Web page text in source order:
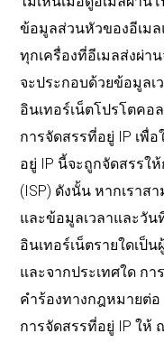
ข้อมูลส่วนหัวของอีเมล
ทุกเครื่องที่อีเมลส่งผ่า
จะประกอบด้วยข้อมูลเ
อินเทอร์เน็ตโปรโตคอ
การจัดสรรที่อยู่ IP เพื่
อยู่ IP นี้จะถูกจัดสรรใ
(ISP) ดังนั้น หากเราส
และข้อมูลเวลาและวัน
อินเทอร์เน็ตรายใดเป็
และจากประเทศใด ก
คำร้องทางกฎหมายต่อ
การจัดสรรที่อยู่ IP ให้